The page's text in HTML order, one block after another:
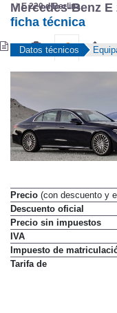
Mercedes-Benz E
Precio(con descuento y
Descuento oficial
Precio sin impuestos
IVA
Impuesto de